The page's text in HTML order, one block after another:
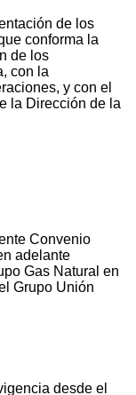
de los
conforma la
de los
con la
y con el
la Dirección de la
Convenio
adelante
Gas Natural en
Grupo Unión
desde el